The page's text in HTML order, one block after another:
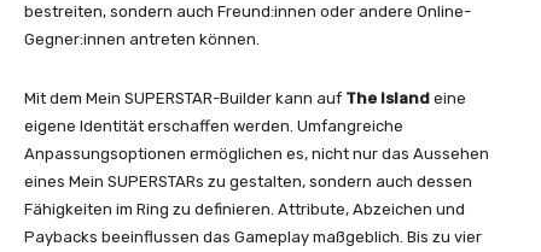
bestreiten, sondern auch Freund:innen oder andere Online-
Gegner:innen antreten können.
Mit dem Mein SUPERSTAR-Builder kann auf The Island eine
eigene Identität erschaffen werden. Umfangreiche
Anpassungsoptionen ermöglichen es, nicht nur das Aussehen
eines Mein SUPERSTARs zu gestalten, sondern auch dessen
Fähigkeiten im Ring zu definieren. Attribute, Abzeichen und
Paybacks beeinflussen das Gameplay maßgeblich. Bis zu vier